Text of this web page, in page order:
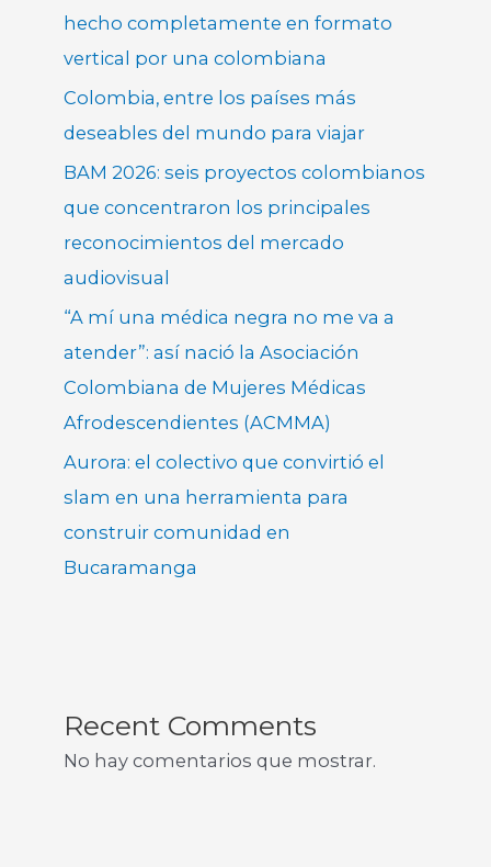
hecho completamente en formato
vertical por una colombiana
Colombia, entre los países más
deseables del mundo para viajar
BAM 2026: seis proyectos colombianos
que concentraron los principales
reconocimientos del mercado
audiovisual
“A mí una médica negra no me va a
atender”: así nació la Asociación
Colombiana de Mujeres Médicas
Afrodescendientes (ACMMA)
Aurora: el colectivo que convirtió el
slam en una herramienta para
construir comunidad en
Bucaramanga
Recent Comments
No hay comentarios que mostrar.